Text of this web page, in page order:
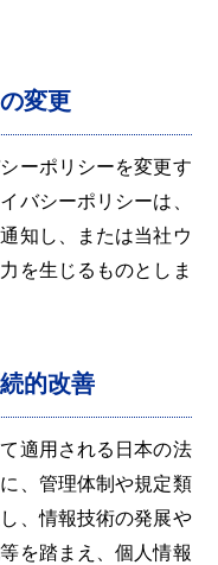
変更
ーポリシーを変更す
バシーポリシーは、
知し、または当社ウ
を生じるものとしま
的改善
適用される日本の法
、管理体制や規定類
、情報技術の発展や
を踏まえ、個人情報